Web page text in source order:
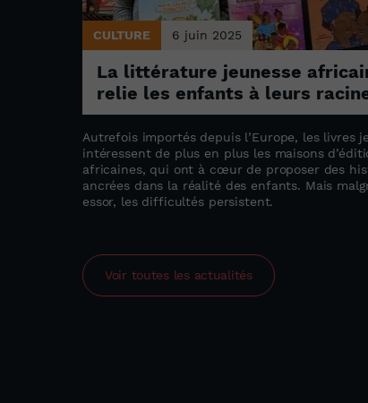
CULTURE 6 juin 2025
La littérature jeunesse
relie les enfants à leurs
Autrefois importés depuis l’Europe, les livres
intéressent de plus en plus les maisons
africaines, qui ont à cœur de proposer des
ancrées dans la réalité des enfants. Mais
essor, les difficultés persistent.
Voir toutes les actualités